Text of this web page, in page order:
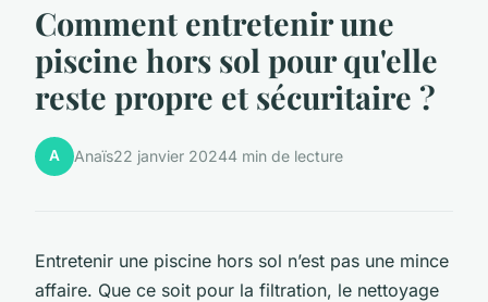
Comment entretenir une
piscine hors sol pour qu'elle
reste propre et sécuritaire ?
A Anaïs22 janvier 20244 min de lecture
Entretenir une piscine hors sol n’est pas une mince
affaire. Que ce soit pour la filtration, le nettoyage